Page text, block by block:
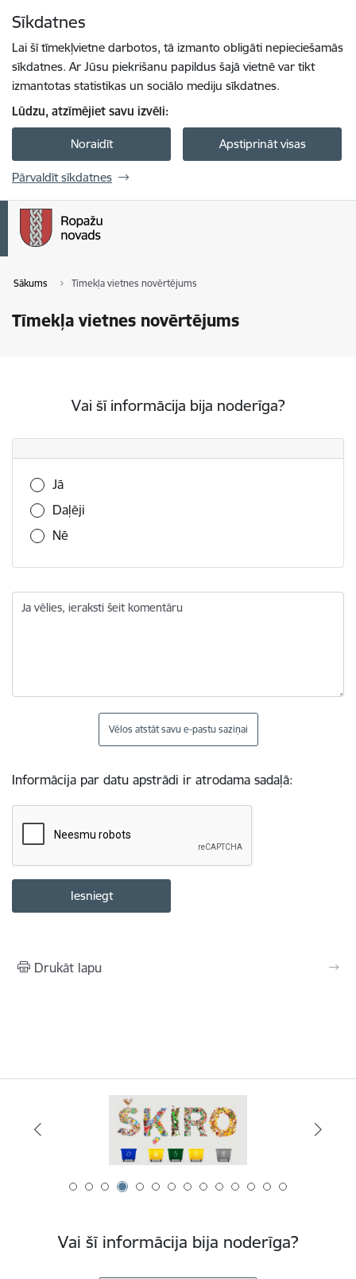
Sīkdatnes
Lai šī tīmekļvietne darbotos, tā izmanto obligāti nepieciešamās
sīkdatnes. Ar Jūsu piekrišanu papildus šajā vietnē var tikt
izmantotas statistikas un sociālo mediju sīkdatnes.
Lūdzu, atzīmējiet savu izvēli:
Noraidīt Apstiprināt visas
Pārvaldīt sīkdatnes
Sākums Tīmekļa vietnes novērtējums
Tīmekļa vietnes novērtējums
Vai šī informācija bija noderīga?
Vai šī informācija bija noderīga?
Jā
Daļēji
Nē
Ja vēlies, ieraksti šeit komentāru
Vēlos atstāt savu e-pastu saziņai
Informācija par datu apstrādi ir atrodama sadaļā:
Drukāt lapu
Vai šī informācija bija noderīga?